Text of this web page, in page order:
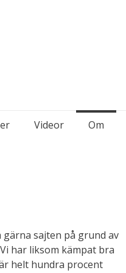
Videor Om
sajten på grund av
har liksom kämpat bra
helt hundra procent